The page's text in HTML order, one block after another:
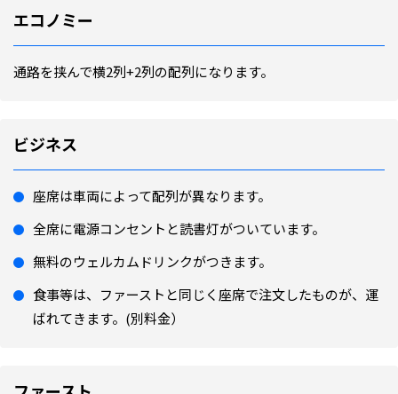
エコノミー
通路を挟んで横2列+2列の配列になります。
ビジネス
座席は車両によって配列が異なります。
全席に電源コンセントと読書灯がついています。
無料のウェルカムドリンクがつきます。
食事等は、ファーストと同じく座席で注文したものが、運
ばれてきます。(別料金）